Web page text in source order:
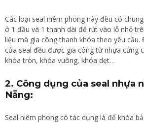
Các loại seal niêm phong này đều có
ở 1 đầu và 1 thanh dài để rút vào lỗ nhỏ
liệu mà gia công thanh khóa theo yêu cầu.
của seal đều được gia công từ nhựa cứng
khóa tròn, khóa vuông, khóa dẹt…
2. Công dụng của seal nhựa
Nẵng:
Seal niêm phong có tác dụng là để khóa